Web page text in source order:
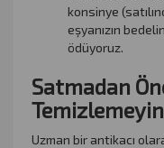
konsinye
eşyanızın
ödüyoruz.
Satmadan
Uzman bir antikacı